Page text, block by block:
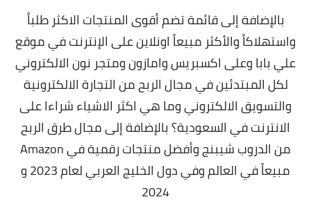
بالإضافة إلى قائمة تضم أقوى المنتجات الاكثر طلباً
واستهلاكاً والأكثر مبيعاً اونلاين على الإنترنت في موقع
علي بابا وعلى اكسبريس وامازون ومتجر نون الالكتروني
لكل المبتدئين في مجال الربح من التجارة الالكترونية
والتسويق الالكتروني وما هي اكثر الاشياء شراءا على
الانترنت في السعودية؟ بالإضافة إلى مجالطرق الربح
من الدروب شيبنج
وأفضل منتجات رقمية في Amazon
مبيعاً في العالم وفي دول الخليج العربي لعام 2023 و
2024